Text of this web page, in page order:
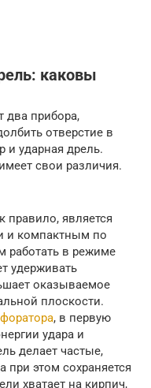
каковы
два прибора,
отверстие в
и ударная дрель.
свои различия.
правило, является
и компактным по
работать в режиме
удерживать
оказываемое
плоскости.
, в первую
удара и
делает частые,
при этом сохраняется
хватает на кирпич,